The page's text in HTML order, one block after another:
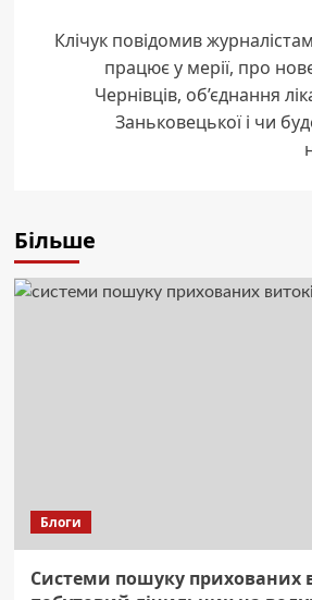
Клічук повідомив журналістам
працює у мерії, про
Чернівців, об’єднання
Заньковецької і чи
Більше
Блоги
Системи пошуку прихованих